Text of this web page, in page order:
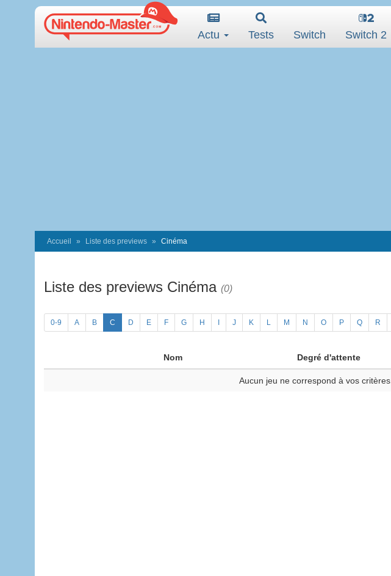
Actu Tests Switch Switch 2
Accueil Liste des previews Cinéma
Liste des previews Cinéma (0)
0-9 A B C D E F G H J K L M N O P Q R
Nom Degré d'attente
Aucun jeu ne correspond à vos critères.